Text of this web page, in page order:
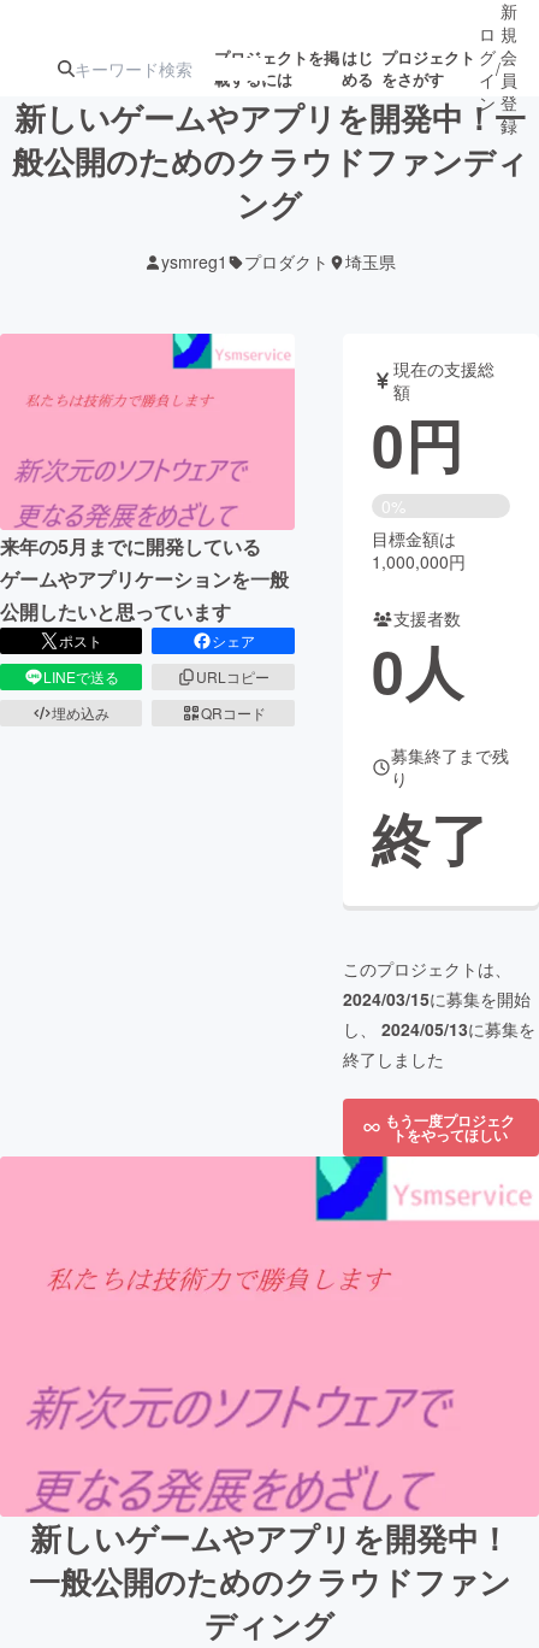
プロジェクトを掲
載するには
はじ
める
プロジェクト
をさがす
注目の新着プロ募集終了が近いプ
映像・映画 書籍・雑誌
ビジネス・起業 チャレンジ
まちづくり・地域活性化
CAMPFIRE for Social Good CAMPFIRE Creation
CAMPFIREふるさと納税
コミュニティ
ロ
グ
イ
ン
/
新
規
会
員
登
録
新しいゲームやアプリを開発中！一
般公開のためのクラウドファンディ
ング
ysmreg1 プロダクト 埼玉県
来年の5月までに開発している
ゲームやアプリケーションを一般
公開したいと思っています
ポスト
シェア
LINEで送る
URLコピー
埋め込み
QRコード
現在の支援総
額
0円
0%
目標金額は
1,000,000円
支援者数
0人
募集終了まで残
り
終了
このプロジェクトは、
2024/03/15に募集を開始
し、 2024/05/13に募集を
終了しました
もう一度プロジェク
トをやってほしい
新しいゲームやアプリを開発中！
一般公開のためのクラウドファン
ディング